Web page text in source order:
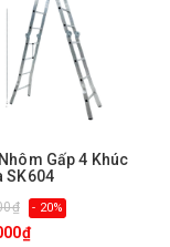
Gấp 4 Khúc
SK604
- 20%